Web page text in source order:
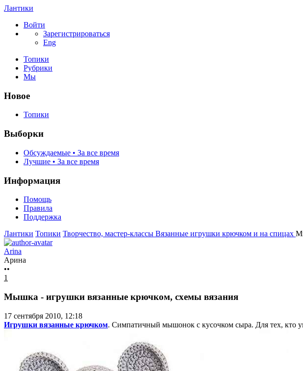
Лантики
Войти
Зарегистрироваться
Eng
Топики
Рубрики
Мы
Новое
Топики
Выборки
Обсуждаемые • За все время
Лучшие • За все время
Информация
Помощь
Правила
Поддержка
Лантики Топики Творчество, мастер-классы Вязанные игрушки крючком и на спицах
Arina
Арина
••
1
Мышка - игрушки вязанные крючком, схемы вязания
17 сентября 2010, 12:18
Игрушки вязанные крючком. Симпатичный мышонок с кусочком сыра. Для тех, кто